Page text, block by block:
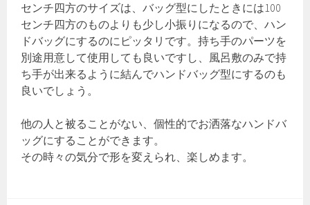
センチ四方のサイズは、バッグ型にしたときには100
センチ四方のものよりも少し小振りになるので、ハン
ドバッグにするのにピッタリです。持ち手のパーツを
別途用意して使用しても良いですし、風呂敷のみで持
ち手が出来るように結んでハンドバッグ型にするのも
良いでしょう。
他の人と被ることがない、個性的でお洒落なハンドバ
ッグにすることができます。
その時々の気分で形を変えられ、楽しめます。